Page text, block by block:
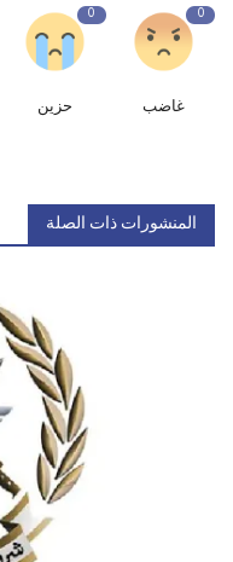
0
غاضب
0
حزين
المنشورات ذات الصلة